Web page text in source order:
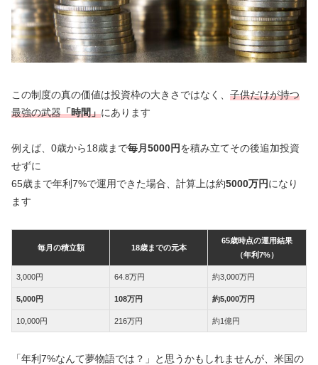
この制度の真の価値は投資枠の大きさではなく、 子供だけが持つ
最強の武器「時間」にあります
例えば、0歳から18歳まで毎月5000円を積み立てその後追加投資
せずに
65歳まで年利7%で運用できた場合、計算上は約5000万円になり
ます
毎月の積立額 18歳までの元本
65歳時点の運用結果
（年利7%）
3,000円 64.8万円 約3,000万円
5,000円 108万円 約5,000万円
10,000円 216万円 約1億円
「年利7%なんて夢物語では？」と思うかもしれませんが、米国の